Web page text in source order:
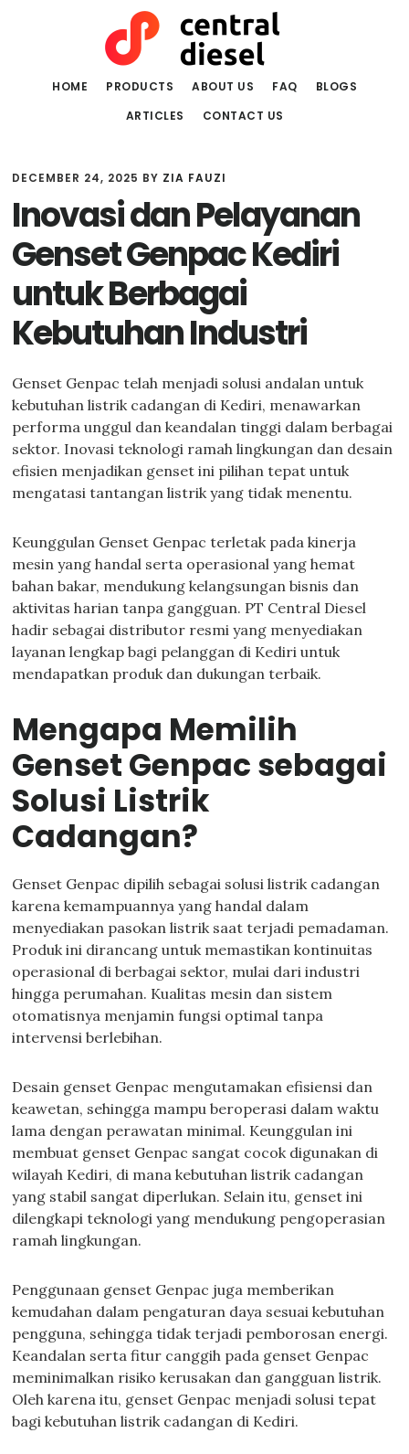
HOME PRODUCTS ABOUT US FAQ
BLOGS
ARTICLES
CONTACT US
DECEMBER 24, 2025 BY ZIA FAUZI
Inovasi dan Pelayanan
Genset Genpac Kediri
untuk Berbagai
Kebutuhan Industri
Genset Genpac telah menjadi solusi andalan untuk
kebutuhan listrik cadangan di Kediri, menawarkan
performa unggul dan keandalan tinggi dalam berbagai
sektor. Inovasi teknologi ramah lingkungan dan desain
efisien menjadikan genset ini pilihan tepat untuk
mengatasi tantangan listrik yang tidak menentu.
Keunggulan Genset Genpac terletak pada kinerja
mesin yang handal serta operasional yang hemat
bahan bakar, mendukung kelangsungan bisnis dan
aktivitas harian tanpa gangguan. PT Central Diesel
hadir sebagai distributor resmi yang menyediakan
layanan lengkap bagi pelanggan di Kediri untuk
mendapatkan produk dan dukungan terbaik.
Mengapa Memilih
Genset Genpac sebagai
Solusi Listrik
Cadangan?
Genset Genpac dipilih sebagai solusi listrik cadangan
karena kemampuannya yang handal dalam
menyediakan pasokan listrik saat terjadi pemadaman.
Produk ini dirancang untuk memastikan kontinuitas
operasional di berbagai sektor, mulai dari industri
hingga perumahan. Kualitas mesin dan sistem
otomatisnya menjamin fungsi optimal tanpa
intervensi berlebihan.
Desain genset Genpac mengutamakan efisiensi dan
keawetan, sehingga mampu beroperasi dalam waktu
lama dengan perawatan minimal. Keunggulan ini
membuat genset Genpac sangat cocok digunakan di
wilayah Kediri, di mana kebutuhan listrik cadangan
yang stabil sangat diperlukan. Selain itu, genset ini
dilengkapi teknologi yang mendukung pengoperasian
ramah lingkungan.
Penggunaan genset Genpac juga memberikan
kemudahan dalam pengaturan daya sesuai kebutuhan
pengguna, sehingga tidak terjadi pemborosan energi.
Keandalan serta fitur canggih pada genset Genpac
meminimalkan risiko kerusakan dan gangguan listrik.
Oleh karena itu, genset Genpac menjadi solusi tepat
bagi kebutuhan listrik cadangan di Kediri.